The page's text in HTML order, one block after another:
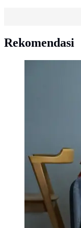
Rekomendasi